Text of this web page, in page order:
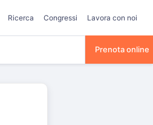
Ricerca Congressi Lavora con noi
Prenota online